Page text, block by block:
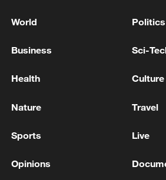
World Politics
Business Sci-
Health Culture
Nature Travel
Sports Live
Opinions